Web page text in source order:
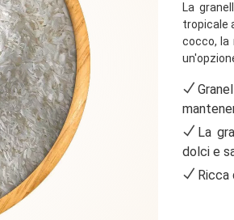
La
tropicale
cocco, la
La
dolci e
Ricca